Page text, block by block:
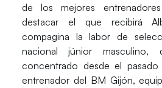
de los mejores
destacar el que recibirá
compagina la labor de
nacional júnior masculino,
concentrado desde el
entrenador del BM Gijón,